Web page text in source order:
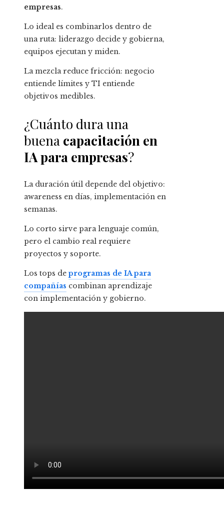
empresas.
Lo ideal es combinarlos dentro de
una ruta: liderazgo decide y gobierna,
equipos ejecutan y miden.
La mezcla reduce fricción: negocio
entiende límites y TI entiende
objetivos medibles.
¿Cuánto dura una
buena capacitación en
IA para empresas?
La duración útil depende del objetivo:
awareness en días, implementación en
semanas.
Lo corto sirve para lenguaje común,
pero el cambio real requiere
proyectos y soporte.
Los tops deprogramas de IA para
compañías combinan aprendizaje
con implementación y gobierno.